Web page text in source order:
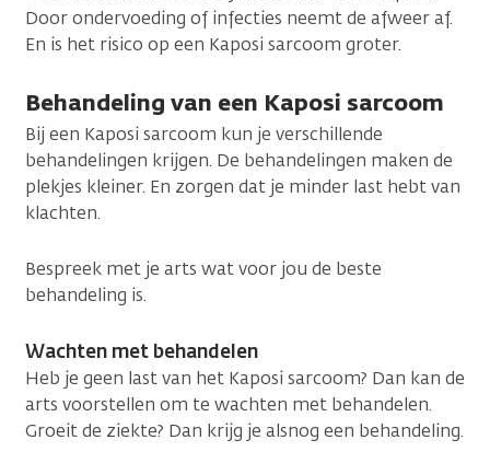
Door ondervoeding of infecties neemt de afweer af.
En is het risico op een Kaposi sarcoom groter.
Behandeling van een Kaposi sarcoom
Bij een Kaposi sarcoom kun je verschillende
behandelingen krijgen. De behandelingen maken de
plekjes kleiner. En zorgen dat je minder last hebt van
klachten.
Bespreek met je arts wat voor jou de beste
behandeling is.
Wachten met behandelen
Heb je geen last van het Kaposi sarcoom? Dan kan de
arts voorstellen om te wachten met behandelen.
Groeit de ziekte? Dan krijg je alsnog een behandeling.